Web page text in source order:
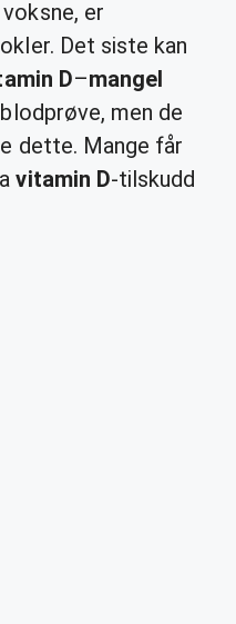
er
Det siste kan
D–mangel
men de
dette. Mange får
vitamin D-tilskudd